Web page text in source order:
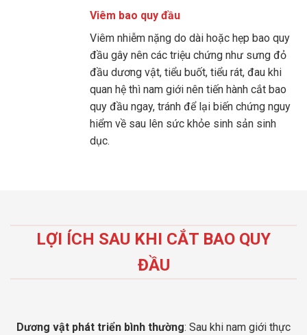
Viêm bao quy đầu
Viêm nhiễm nặng do dài hoặc hẹp bao quy
đầu gây nên các triệu chứng như sưng đỏ
đầu dương vật, tiểu buốt, tiểu rát, đau khi
quan hệ thì nam giới nên tiến hành cắt bao
quy đầu ngay, tránh để lại biến chứng nguy
hiểm về sau lên sức khỏe sinh sản sinh
dục.
LỢI ÍCH SAU KHI CẮT BAO QUY
ĐẦU
Dương vật phát triển bình thường: Sau khi nam giới thực